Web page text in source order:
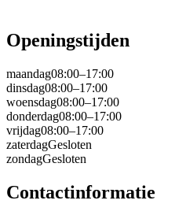
Openingstijden
maandag08:00–17:00
dinsdag08:00–17:00
woensdag08:00–17:00
donderdag08:00–17:00
vrijdag08:00–17:00
zaterdagGesloten
zondagGesloten
Contactinformatie